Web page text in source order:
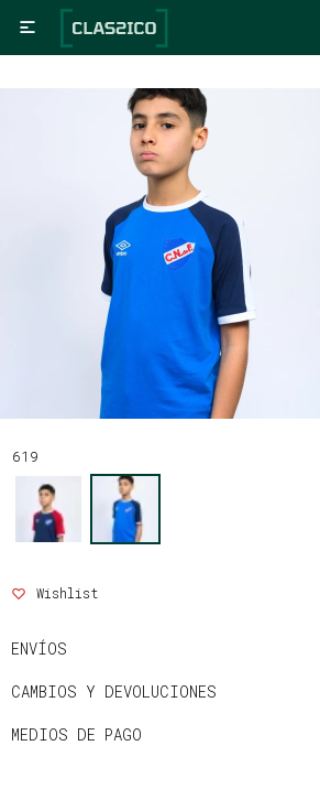

619
ENVÍOS
CAMBIOS Y DEVOLUCIONES
MEDIOS DE PAGO